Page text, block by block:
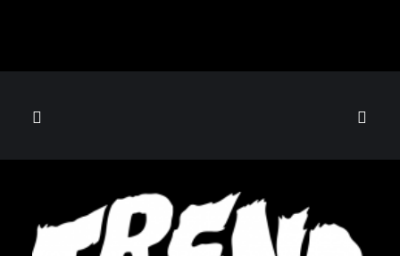
BANFETTA MOCCOLO BLU TEE
28,00